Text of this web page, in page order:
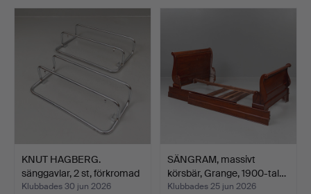
KNUT HAGBERG.
sänggavlar, 2 st, förkromad
…
Klubbades 30 jun 2026
SÄNGRAM, massivt
körsbär, Grange, 1900-tal…
Klubbades 25 jun 2026